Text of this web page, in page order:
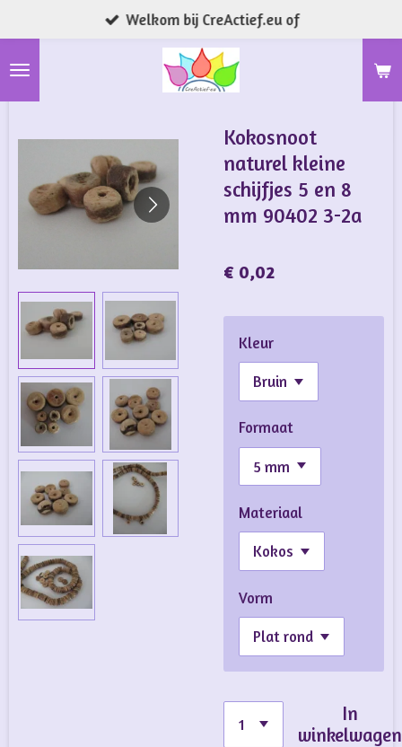
direct
naar
Welkom bij CreActief.eu of
Kokosnoot
naturel kleine
schijfjes 5 en 8
mm 90402 3-2a
€ 0,02
Kleur
Formaat
Materiaal
Vorm
In
winkelwagen